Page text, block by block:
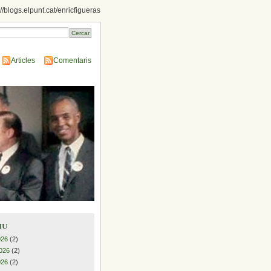
blogs.elpunt.cat/enricfigueras
Articles Comentaris
(2)
(2)
(2)